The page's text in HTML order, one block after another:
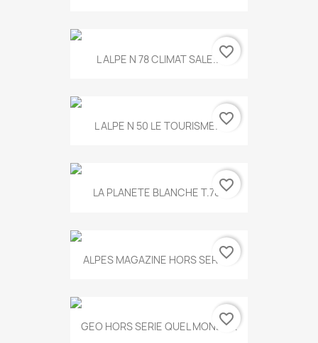
L ALPE N 78 CLIMAT SALE...favorite_border
L ALPE N 50 LE TOURISME...favorite_border
LA PLANETE BLANCHE T.785favorite_border
ALPES MAGAZINE HORS SERIE...
favorite_border
GEO HORS SERIE QUEL MONDE...
favorite_border